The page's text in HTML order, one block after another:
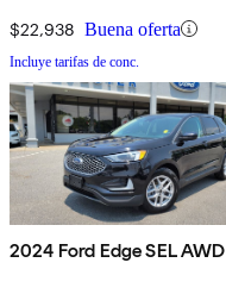
$22,938 Buena oferta
Incluye tarifas de conc.
2024 Ford Edge SEL AWD